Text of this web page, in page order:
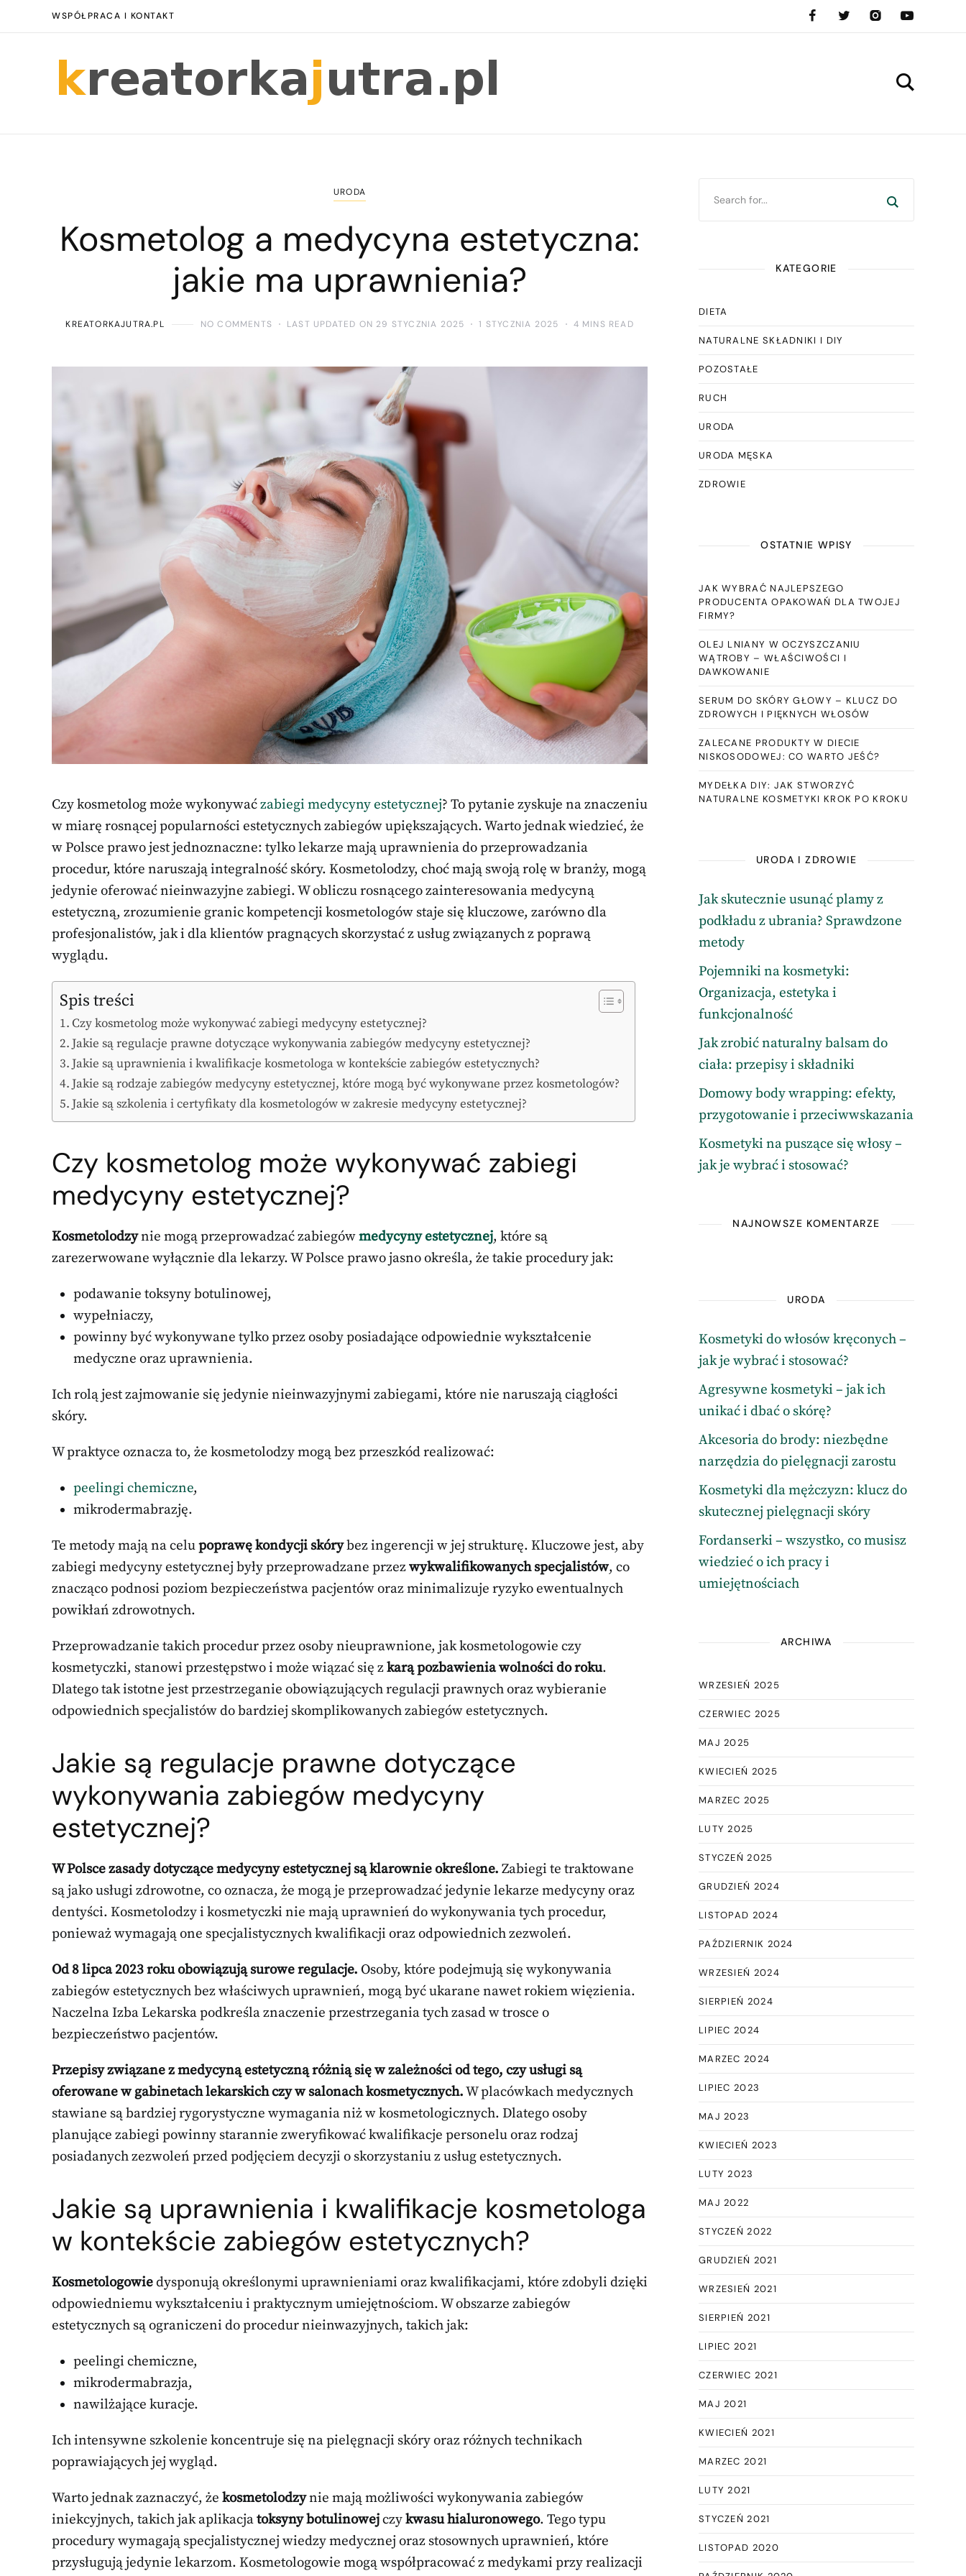
WSPÓŁPRACA I KONTAKT
URODA
Kosmetolog a medycyna estetyczna:
jakie ma uprawnienia?
KREATORKAJUTRA.PL NO COMMENTS LAST UPDATED ON 29 STYCZNIA 2025 1 STYCZNIA 2025 4 MINS READ
Czy kosmetolog może wykonywaćzabiegi medycyny estetycznej? To pytanie zyskuje na znaczeniu
w miarę rosnącej popularności estetycznych zabiegów upiększających. Warto jednak wiedzieć, że
w Polsce prawo jest jednoznaczne: tylko lekarze mają uprawnienia do przeprowadzania
procedur, które naruszają integralność skóry. Kosmetolodzy, choć mają swoją rolę w branży, mogą
jedynie oferować nieinwazyjne zabiegi. W obliczu rosnącego zainteresowania medycyną
estetyczną, zrozumienie granic kompetencji kosmetologów staje się kluczowe, zarówno dla
profesjonalistów, jak i dla klientów pragnących skorzystać z usług związanych z poprawą
wyglądu.
Spis treści
Czy kosmetolog może wykonywać zabiegi medycyny estetycznej?
Jakie są regulacje prawne dotyczące wykonywania zabiegów medycyny estetycznej?
Jakie są uprawnienia i kwalifikacje kosmetologa w kontekście zabiegów estetycznych?
Jakie są rodzaje zabiegów medycyny estetycznej, które mogą być wykonywane przez kosmetologów?
Jakie są szkolenia i certyfikaty dla kosmetologów w zakresie medycyny estetycznej?
Czy kosmetolog może wykonywać zabiegi
medycyny estetycznej?
Kosmetolodzynie mogą przeprowadzać zabiegówmedycyny estetycznej, które są
zarezerwowane wyłącznie dla lekarzy. W Polsce prawo jasno określa, że takie procedury jak:
podawanie toksyny botulinowej,
wypełniaczy,
powinny być wykonywane tylko przez osoby posiadające odpowiednie wykształcenie
medyczne oraz uprawnienia.
Ich rolą jest zajmowanie się jedynie nieinwazyjnymi zabiegami, które nie naruszają ciągłości
skóry.
W praktyce oznacza to, że kosmetolodzy mogą bez przeszkód realizować:
peelingi chemiczne,
mikrodermabrazję.
Te metody mają na celupoprawę kondycji skórybez ingerencji w jej strukturę. Kluczowe jest, aby
zabiegi medycyny estetycznej były przeprowadzane przezwykwalifikowanych specjalistów, co
znacząco podnosi poziom bezpieczeństwa pacjentów oraz minimalizuje ryzyko ewentualnych
powikłań zdrowotnych.
Przeprowadzanie takich procedur przez osoby nieuprawnione, jak kosmetologowie czy
kosmetyczki, stanowi przestępstwo i może wiązać się zkarą pozbawienia wolności do roku.
Dlatego tak istotne jest przestrzeganie obowiązujących regulacji prawnych oraz wybieranie
odpowiednich specjalistów do bardziej skomplikowanych zabiegów estetycznych.
Jakie są regulacje prawne dotyczące
wykonywania zabiegów medycyny
estetycznej?
W Polsce zasady dotyczące medycyny estetycznej są klarownie określone. Zabiegi te traktowane
są jako usługi zdrowotne, co oznacza, że mogą je przeprowadzać jedynie lekarze medycyny oraz
dentyści. Kosmetolodzy i kosmetyczki nie mają uprawnień do wykonywania tych procedur,
ponieważ wymagają one specjalistycznych kwalifikacji oraz odpowiednich zezwoleń.
Od 8 lipca 2023 roku obowiązują surowe regulacje. Osoby, które podejmują się wykonywania
zabiegów estetycznych bez właściwych uprawnień, mogą być ukarane nawet rokiem więzienia.
Naczelna Izba Lekarska podkreśla znaczenie przestrzegania tych zasad w trosce o
bezpieczeństwo pacjentów.
Przepisy związane z medycyną estetyczną różnią się w zależności od tego, czy usługi są
oferowane w gabinetach lekarskich czy w salonach kosmetycznych.W placówkach medycznych
stawiane są bardziej rygorystyczne wymagania niż w kosmetologicznych. Dlatego osoby
planujące zabiegi powinny starannie zweryfikować kwalifikacje personelu oraz rodzaj
posiadanych zezwoleń przed podjęciem decyzji o skorzystaniu z usług estetycznych.
Jakie są uprawnienia i kwalifikacje kosmetologa
w kontekście zabiegów estetycznych?
Kosmetologowiedysponują określonymi uprawnieniami oraz kwalifikacjami, które zdobyli dzięki
odpowiedniemu wykształceniu i praktycznym umiejętnościom. W obszarze zabiegów
estetycznych są ograniczeni do procedur nieinwazyjnych, takich jak:
peelingi chemiczne,
mikrodermabrazja,
nawilżające kuracje.
Ich intensywne szkolenie koncentruje się na pielęgnacji skóry oraz różnych technikach
poprawiających jej wygląd.
Warto jednak zaznaczyć, że kosmetolodzynie mają możliwości wykonywania zabiegów
iniekcyjnych, takich jak aplikacjatoksyny botulinowejczykwasu hialuronowego. Tego typu
procedury wymagają specjalistycznej wiedzy medycznej oraz stosownych uprawnień, które
przysługują jedynie lekarzom. Kosmetologowie mogą współpracować z medykami przy realizacji
KATEGORIE
DIETA
NATURALNE SKŁADNIKI I DIY
POZOSTAŁE
RUCH
URODA
URODA MĘSKA
ZDROWIE
OSTATNIE WPISY
JAK WYBRAĆ NAJLEPSZEGO
PRODUCENTA OPAKOWAŃ DLA TWOJEJ
FIRMY?
OLEJ LNIANY W OCZYSZCZANIU
WĄTROBY – WŁAŚCIWOŚCI I
DAWKOWANIE
SERUM DO SKÓRY GŁOWY – KLUCZ DO
ZDROWYCH I PIĘKNYCH WŁOSÓW
ZALECANE PRODUKTY W DIECIE
NISKOSODOWEJ: CO WARTO JEŚĆ?
MYDEŁKA DIY: JAK STWORZYĆ
NATURALNE KOSMETYKI KROK PO KROKU
URODA I ZDROWIE
Jak skutecznie usunąć plamy z
podkładu z ubrania? Sprawdzone
metody
Pojemniki na kosmetyki:
Organizacja, estetyka i
funkcjonalność
Jak zrobić naturalny balsam do
ciała: przepisy i składniki
Domowy body wrapping: efekty,
przygotowanie i przeciwwskazania
Kosmetyki na puszące się włosy –
jak je wybrać i stosować?
NAJNOWSZE KOMENTARZE
URODA
Kosmetyki do włosów kręconych –
jak je wybrać i stosować?
Agresywne kosmetyki – jak ich
unikać i dbać o skórę?
Akcesoria do brody: niezbędne
narzędzia do pielęgnacji zarostu
Kosmetyki dla mężczyzn: klucz do
skutecznej pielęgnacji skóry
Fordanserki – wszystko, co musisz
wiedzieć o ich pracy i
umiejętnościach
ARCHIWA
WRZESIEŃ 2025
CZERWIEC 2025
MAJ 2025
KWIECIEŃ 2025
MARZEC 2025
LUTY 2025
STYCZEŃ 2025
GRUDZIEŃ 2024
LISTOPAD 2024
PAŹDZIERNIK 2024
WRZESIEŃ 2024
SIERPIEŃ 2024
LIPIEC 2024
MARZEC 2024
LIPIEC 2023
MAJ 2023
KWIECIEŃ 2023
LUTY 2023
MAJ 2022
STYCZEŃ 2022
GRUDZIEŃ 2021
WRZESIEŃ 2021
SIERPIEŃ 2021
LIPIEC 2021
CZERWIEC 2021
MAJ 2021
KWIECIEŃ 2021
MARZEC 2021
LUTY 2021
STYCZEŃ 2021
LISTOPAD 2020